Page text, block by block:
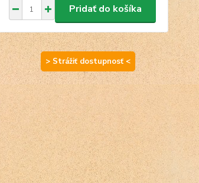
Pridať do košíka
> Strážiť dostupnosť <